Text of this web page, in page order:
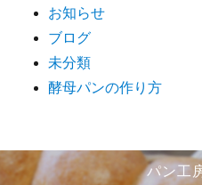
お知らせ
ブログ
未分類
酵母パンの作り方
パン工